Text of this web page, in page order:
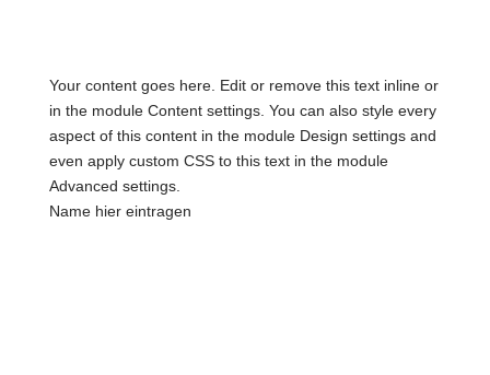
Your content goes here. Edit or remove this text inline or
in the module Content settings. You can also style every
aspect of this content in the module Design settings and
even apply custom CSS to this text in the module
Advanced settings.
Name hier eintragen